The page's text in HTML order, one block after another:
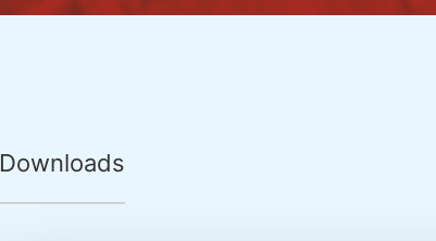
Downloads